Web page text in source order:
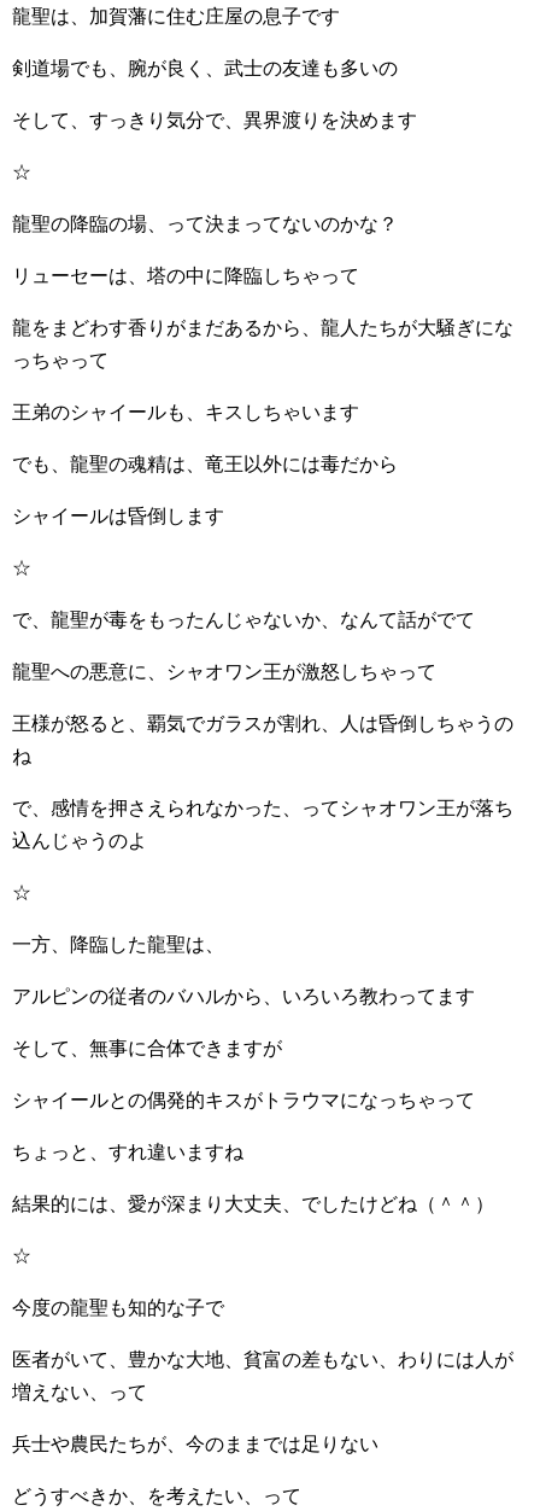
龍聖は、加賀藩に住む庄屋の息子です
剣道場でも、腕が良く、武士の友達も多いの
そして、すっきり気分で、異界渡りを決めます
☆
龍聖の降臨の場、って決まってないのかな？
リューセーは、塔の中に降臨しちゃって
龍をまどわす香りがまだあるから、龍人たちが大騒ぎにな
っちゃって
王弟のシャイールも、キスしちゃいます
でも、龍聖の魂精は、竜王以外には毒だから
シャイールは昏倒します
☆
で、龍聖が毒をもったんじゃないか、なんて話がでて
龍聖への悪意に、シャオワン王が激怒しちゃって
王様が怒ると、覇気でガラスが割れ、人は昏倒しちゃうの
ね
で、感情を押さえられなかった、ってシャオワン王が落ち
込んじゃうのよ
☆
一方、降臨した龍聖は、
アルピンの従者のバハルから、いろいろ教わってます
そして、無事に合体できますが
シャイールとの偶発的キスがトラウマになっちゃって
ちょっと、すれ違いますね
結果的には、愛が深まり大丈夫、でしたけどね（＾＾）
☆
今度の龍聖も知的な子で
医者がいて、豊かな大地、貧富の差もない、わりには人が
増えない、って
兵士や農民たちが、今のままでは足りない
どうすべきか、を考えたい、って